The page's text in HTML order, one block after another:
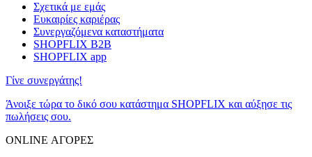
Σχετικά με εμάς
Ευκαιρίες καριέρας
Συνεργαζόμενα καταστήματα
SHOPFLIX B2B
SHOPFLIX app
Γίνε συνεργάτης!
Άνοιξε τώρα το δικό σου κατάστημα SHOPFLIX και αύξησε τις
πωλήσεις σου.
ONLINE ΑΓΟΡΕΣ